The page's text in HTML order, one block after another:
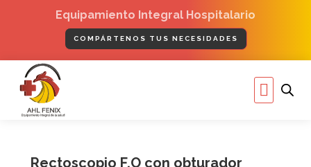
Equipamiento Integral Hospitalario
COMPÁRTENOS TUS NECESIDADES
Menú
Rectoscopio F.O con obturador